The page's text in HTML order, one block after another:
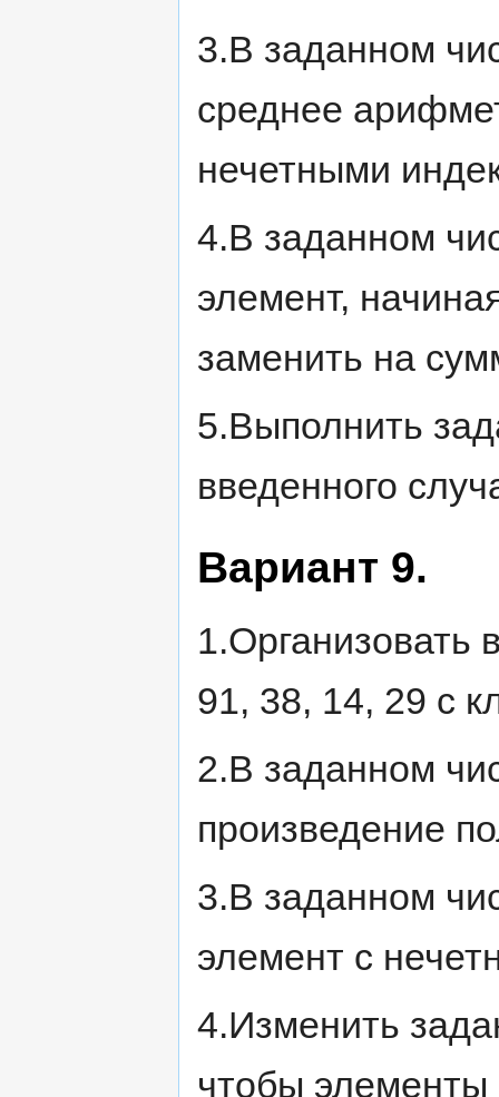
3.В заданном
среднее
нечетными
4.В заданном
элемент,
заменить на
5.Выполнить
введенного
Вариант 9.
1.Организовать
91, 38, 14, 29 с
2.В заданном
произведение
3.В заданном
элемент с
4.Изменить
чтобы